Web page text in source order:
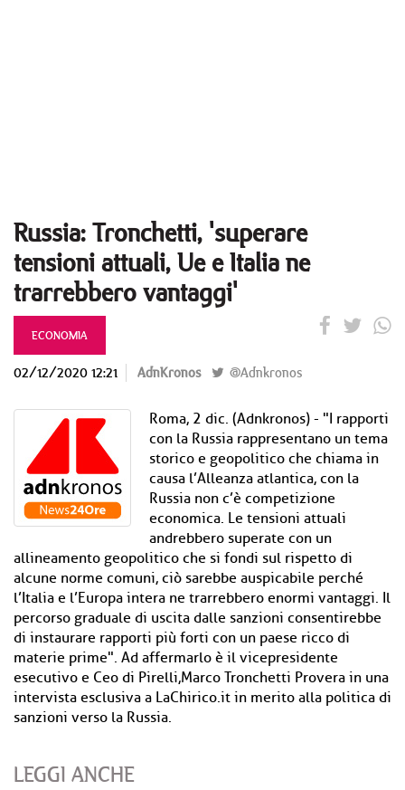
Russia: Tronchetti, 'superare
tensioni attuali, Ue e Italia ne
trarrebbero vantaggi'
ECONOMIA
02/12/2020 12:21 AdnKronos @Adnkronos
Roma, 2 dic. (Adnkronos) - "I rapporti
con la Russia rappresentano un tema
storico e geopolitico che chiama in
causa l’Alleanza atlantica, con la
Russia non c’è competizione
economica. Le tensioni attuali
andrebbero superate con un
allineamento geopolitico che si fondi sul rispetto di
alcune norme comuni, ciò sarebbe auspicabile perché
l’Italia e l’Europa intera ne trarrebbero enormi vantaggi. Il
percorso graduale di uscita dalle sanzioni consentirebbe
di instaurare rapporti più forti con un paese ricco di
materie prime". Ad affermarlo è il vicepresidente
esecutivo e Ceo di Pirelli,Marco Tronchetti Provera in una
intervista esclusiva a LaChirico.it in merito alla politica di
sanzioni verso la Russia.
LEGGI ANCHE